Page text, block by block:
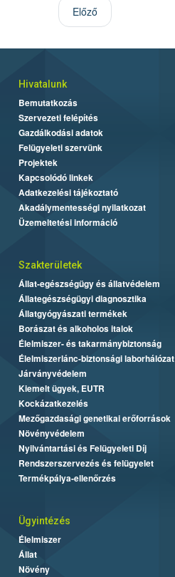
Előző
Hivatalunk
Bemutatkozás
Szervezeti felépítés
Gazdálkodási adatok
Felügyeleti szervünk
Projektek
Kapcsolódó linkek
Adatkezelési tájékoztató
Akadálymentességi nyilatkozat
Üzemeltetési információ
Szakterületek
Állat-egészségügy és állatvédelem
Állategészségügyi diagnosztika
Állatgyógyászati termékek
Borászat és alkoholos italok
Élelmiszer- és takarmánybiztonság
Élelmiszerlánc-biztonsági laborhálózat
Járványvédelem
Kiemelt ügyek, EUTR
Kockázatkezelés
Mezőgazdasági genetikai erőforrások
Növényvédelem
Nyilvántartási és Felügyeleti Díj
Rendszerszervezés és felügyelet
Termékpálya-ellenőrzés
Ügyintézés
Élelmiszer
Állat
Növény